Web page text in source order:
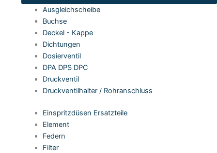
Ausgleichscheibe
Buchse
Deckel - Kappe
Dichtungen
Dosierventil
DPA DPS DPC
Druckventil
Druckventilhalter / Rohranschluss
Einspritzdüsen Ersatzteile
Element
Federn
Filter